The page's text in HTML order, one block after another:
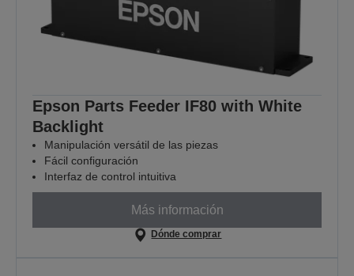
Epson Parts Feeder IF80 with White
Backlight
Manipulación versátil de las piezas
Fácil configuración
Interfaz de control intuitiva
Más información
Dónde comprar